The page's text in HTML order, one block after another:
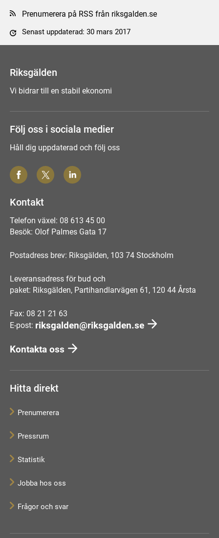
Prenumerera på RSS från riksgalden.se
Senast uppdaterad: 30 mars 2017
Riksgälden
Vi bidrar till en stabil ekonomi
Följ oss i sociala medier
Håll dig uppdaterad och följ oss
Kontakt
Telefon växel: 08 613 45 00
Besök: Olof Palmes Gata 17
Postadress brev: Riksgälden, 103 74 Stockholm
Leveransadress för bud och
paket: Riksgälden, Partihandlarvägen 61, 120 44 Årsta
Fax: 08 21 21 63
E-post: riksgalden@riksgalden.se
Kontakta oss
Hitta direkt
Prenumerera
Pressrum
Statistik
Jobba hos oss
Frågor och svar